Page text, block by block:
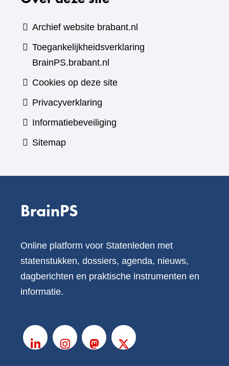
Archief website brabant.nl
Toegankelijkheidsverklaring
BrainPS.brabant.nl
Cookies op deze site
Privacyverklaring
Informatiebeveiliging
Sitemap
BrainPS
Online platform voor Statenleden met
statenstukken, dossiers, agenda, nieuws,
dagberichten en praktische instrumenten en
informatie.